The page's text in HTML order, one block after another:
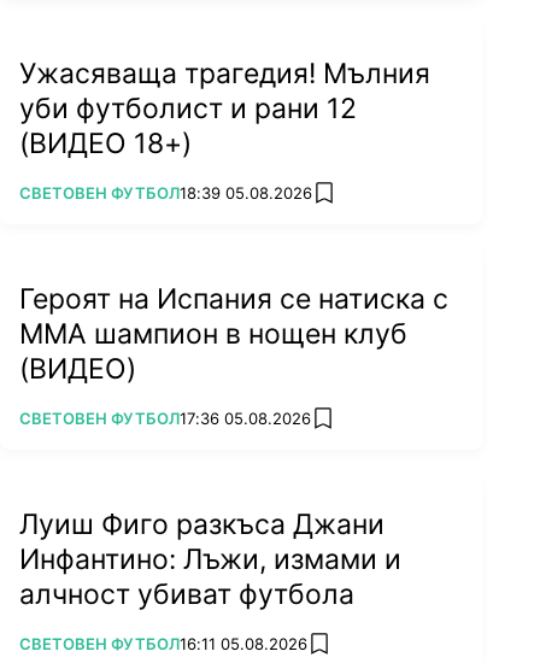
Ужасяваща трагедия! Мълния
уби футболист и рани 12
(ВИДЕО 18+)
ПОВЕЧЕ ОТ
СВЕТОВЕН ФУТБОЛ18:39 05.08.2026 add favorites
Героят на Испания се натиска с
ММА шампион в нощен клуб
(ВИДЕО)
ПОВЕЧЕ ОТ
СВЕТОВЕН ФУТБОЛ17:36 05.08.2026 add favorites
Луиш Фиго разкъса Джани
Инфантино: Лъжи, измами и
алчност убиват футбола
ПОВЕЧЕ ОТ
СВЕТОВЕН ФУТБОЛ16:11 05.08.2026 add favorites